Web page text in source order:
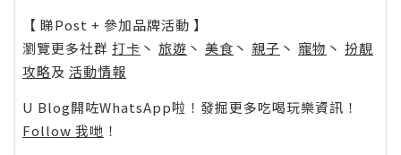
【 睇Post + 參加品牌活動 】
瀏覽更多社群 打卡 丶 旅遊 丶 美食 丶 親子 丶 寵物 丶 扮靚
攻略及 活動情報
U Blog開咗WhatsApp啦！發掘更多吃喝玩樂資訊！
Follow 我哋 ！